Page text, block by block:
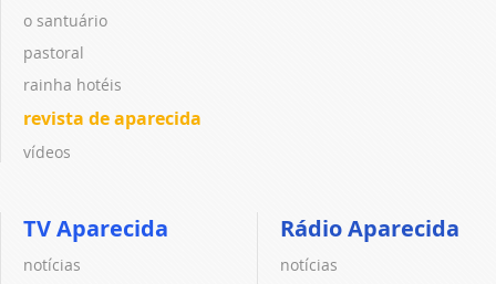
o santuário
pastoral
rainha hotéis
revista de aparecida
vídeos
TV Aparecida
notícias
Rádio Aparecida
notícias